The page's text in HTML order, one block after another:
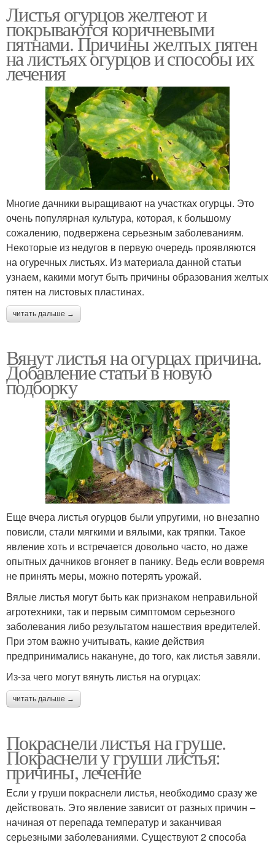
Листья огурцов желтеют и
покрываются коричневыми
пятнами. Причины желтых пятен
на листьях огурцов и способы их
лечения
Многие дачники выращивают на участках огурцы. Это
очень популярная культура, которая, к большому
сожалению, подвержена серьезным заболеваниям.
Некоторые из недугов в первую очередь проявляются
на огуречных листьях. Из материала данной статьи
узнаем, какими могут быть причины образования желтых
пятен на листовых пластинах.
читать дальше →
Вянут листья на огурцах причина.
Добавление статьи в новую
подборку
Еще вчера листья огурцов были упругими, но внезапно
повисли, стали мягкими и вялыми, как тряпки. Такое
явление хоть и встречается довольно часто, но даже
опытных дачников вгоняет в панику. Ведь если вовремя
не принять меры, можно потерять урожай.
Вялые листья могут быть как признаком неправильной
агротехники, так и первым симптомом серьезного
заболевания либо результатом нашествия вредителей.
При этом важно учитывать, какие действия
предпринимались накануне, до того, как листья завяли.
Из-за чего могут вянуть листья на огурцах:
читать дальше →
Покраснели листья на груше.
Покраснели у груши листья:
причины, лечение
Если у груши покраснели листья, необходимо сразу же
действовать. Это явление зависит от разных причин –
начиная от перепада температур и заканчивая
серьезными заболеваниями. Существуют 2 способа